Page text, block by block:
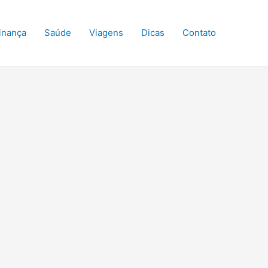
Saúde Viagens Dicas Contato